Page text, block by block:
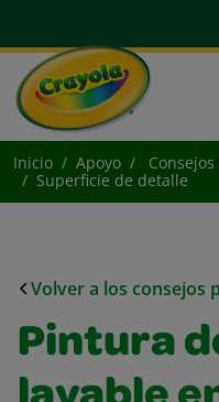
Inicio Apoyo
Superficie de detalle
Volver a los consejos
Pintura